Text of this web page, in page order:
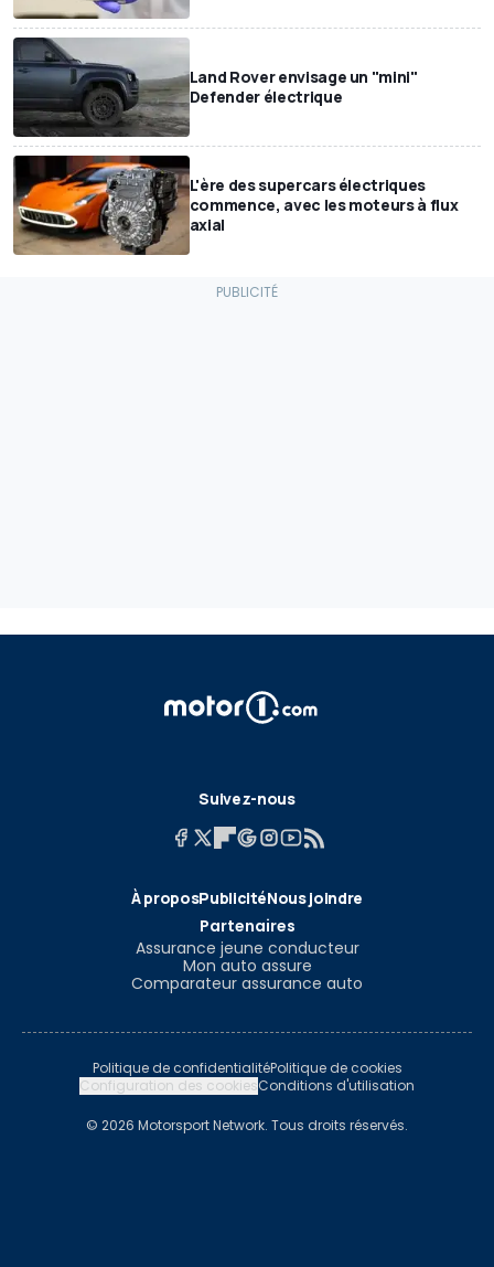
Land Rover envisage un "mini"
Defender électrique
L'ère des supercars électriques
commence, avec les moteurs à flux
axial
Suivez-nous
À proposPublicitéNous joindre
Partenaires
Assurance jeune conducteur
Mon auto assure
Comparateur assurance auto
Politique de confidentialitéPolitique de cookies
Configuration des cookiesConditions d'utilisation
© 2026 Motorsport Network. Tous droits réservés.